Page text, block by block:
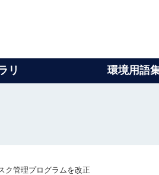
リ 環境用語
ク管理プログラムを改正